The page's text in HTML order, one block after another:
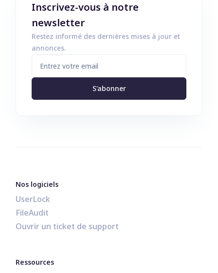
Inscrivez-vous à notre
newsletter
Restez informé des dernières mises à jour et
annonces.
S'abonner
Nos logiciels
UserLock
FileAudit
Ouvrir un ticket de support
Ressources